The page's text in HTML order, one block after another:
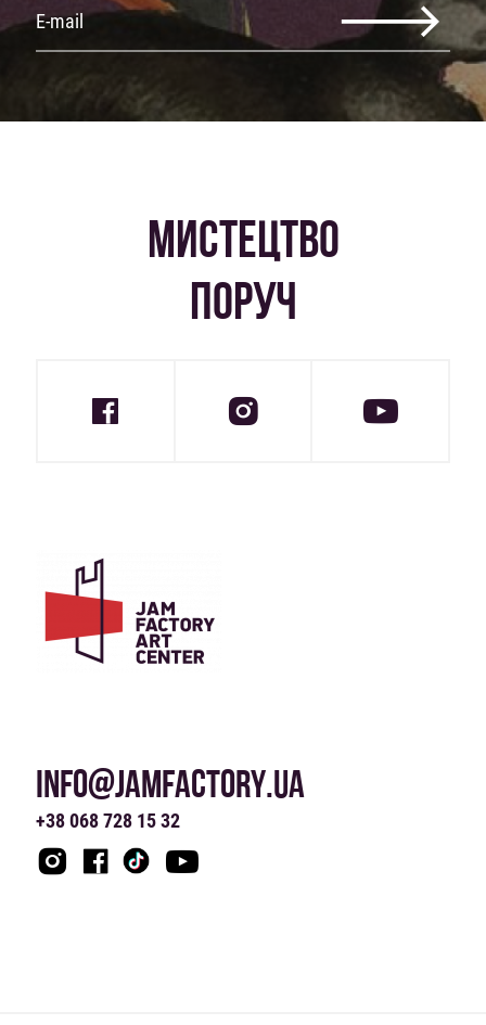
МИСТЕЦТВО
ПОРУЧ
INFO@JAMFACTORY.UA
+38 068 728 15 32